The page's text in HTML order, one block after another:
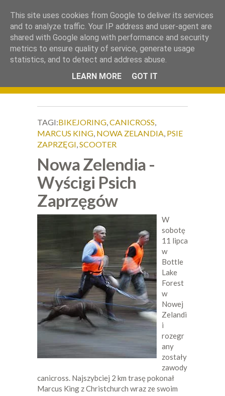
Okiem Obiektywu.
TAGI:BIKEJORING,CANICROSS,
MARCUS KING, NOWA ZELANDIA, PSIE
ZAPRZĘGI,SCOOTER
Nowa Zelendia -
Wyścigi Psich
Zaprzęgów
W
sobotę
11 lipca
w
Bottle
Lake
Forest
w
Nowej
Zelandi
i
rozegr
any
zostały
zawody
canicross. Najszybciej 2 km trasę pokonał
Marcus King z Christchurch wraz ze swoim
This site uses cookies from Google to deliver its services
and to analyze traffic. Your IP address and user-agent are
shared with Google along with performance and security
metrics to ensure quality of service, generate usage
statistics, and to detect and address abuse.
LEARN MORE
GOT IT